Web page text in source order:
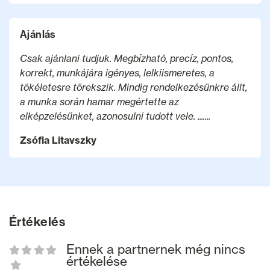
Ajánlás
Csak ajánlani tudjuk. Megbízható, precíz, pontos,
korrekt, munkájára igényes, lelkiismeretes, a
tökéletesre törekszik. Mindig rendelkezésünkre állt,
a munka során hamar megértette az
elképzelésünket, azonosulni tudott vele. .......
Zsófia Litavszky
Értékelés
Ennek a partnernek még nincs
értékelése